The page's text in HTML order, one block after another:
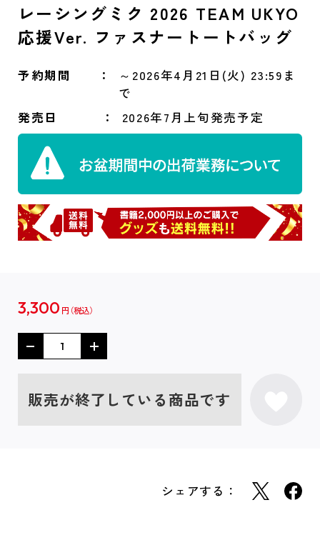
レーシングミク 2026 TEAM UKYO
応援Ver. ファスナートートバッグ
予約期間
～2026年4月21日(火) 23:59ま
で
発売日
2026年7月上旬発売予定
3,300 円
販売が終了している商品です
シェアする：